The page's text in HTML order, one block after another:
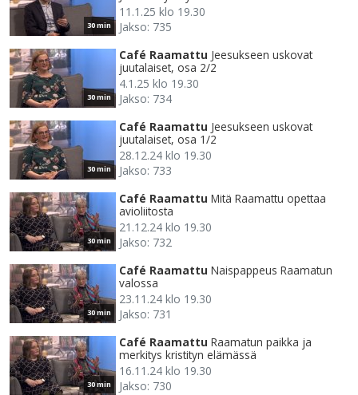
30 min
11.1.25 klo 19.30
Jakso: 735
30 min
Café Raamattu Jeesukseen uskovat
juutalaiset, osa 2/2
4.1.25 klo 19.30
Jakso: 734
30 min
Café Raamattu Jeesukseen uskovat
juutalaiset, osa 1/2
28.12.24 klo 19.30
Jakso: 733
30 min
Café Raamattu Mitä Raamattu opettaa
avioliitosta
21.12.24 klo 19.30
Jakso: 732
30 min
Café Raamattu Naispappeus Raamatun
valossa
23.11.24 klo 19.30
Jakso: 731
30 min
Café Raamattu Raamatun paikka ja
merkitys kristityn elämässä
16.11.24 klo 19.30
Jakso: 730